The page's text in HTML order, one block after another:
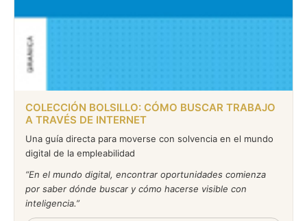
COLECCIÓN BOLSILLO: CÓMO BUSCAR TRABAJO
A TRAVÉS DE INTERNET
Una guía directa para moverse con solvencia en el mundo
digital de la empleabilidad
En el mundo digital, encontrar oportunidades comienza
por saber dónde buscar y cómo hacerse visible con
inteligencia.